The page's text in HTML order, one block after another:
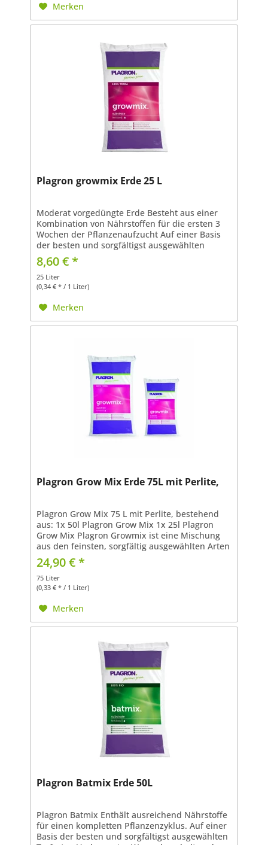
Merken
Plagron growmix Erde 25 L
Moderat vorgedüngte Erde Besteht aus einer
Kombination von Nährstoffen für die ersten 3
Wochen der Pflanzenaufzucht Auf einer Basis
der besten und sorgfältigst ausgewählten
Torfarten Verschiedene Fasertypen erzeugen
ein gutes Luft- und...
8,60 € *
25 Liter
(0,34 € * / 1 Liter)
Merken
Plagron Grow Mix Erde 75L mit Perlite,
Plagron Grow Mix 75 L mit Perlite, bestehend
aus: 1x 50l Plagron Grow Mix 1x 25l Plagron
Grow Mix Plagron Growmix ist eine Mischung
aus den feinsten, sorgfältig ausgewählten Arten
von Torf. Die Zugabe von verschiedenen Arten
von Fasern...
24,90 € *
75 Liter
(0,33 € * / 1 Liter)
Merken
Plagron Batmix Erde 50L
Plagron Batmix Enthält ausreichend Nährstoffe
für einen kompletten Pflanzenzyklus. Auf einer
Basis der besten und sorgfältigst ausgewählten